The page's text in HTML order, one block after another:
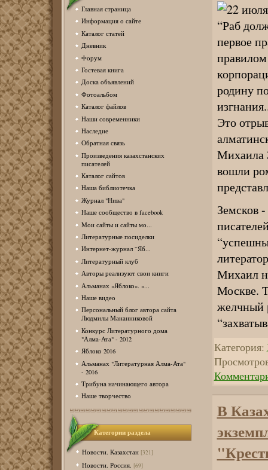
Главная страница
Информация о сайте
Каталог статей
Дневник
Форум
Гостевая книга
Доска объявлений
Фотоальбом
Каталог файлов
Наши современники
Наследие
Обратная связь
Произведения казахстанских
писателей
Каталог сайтов
Наша библиотечка
Журнал "Нива"
Наше сообщество в facebook
Мои сайты и сайты мо...
Литературные посиделки
Интернет-журнал “Яб...
Литературный клуб
Авторы реализуют свои книги
Альманах «Яблоко». «...
Наше видео
Персональный блог автора сайта
Людмилы Мананниковой
Конкурс Литературного дома
"Алма-Ата" - 2012
Яблоко 2016
Альманах "Литературная Алма-Ата"
- 2016
Трибуна начинающего автора
Наше творчество
Категории раздела
Новости. Казахстан [321]
Новости. Россия. [69]
22
“Раб
первое
родину
Это
Михаила
вошли
Земсков
Михаил
Москве.
желчный
Категория:
В